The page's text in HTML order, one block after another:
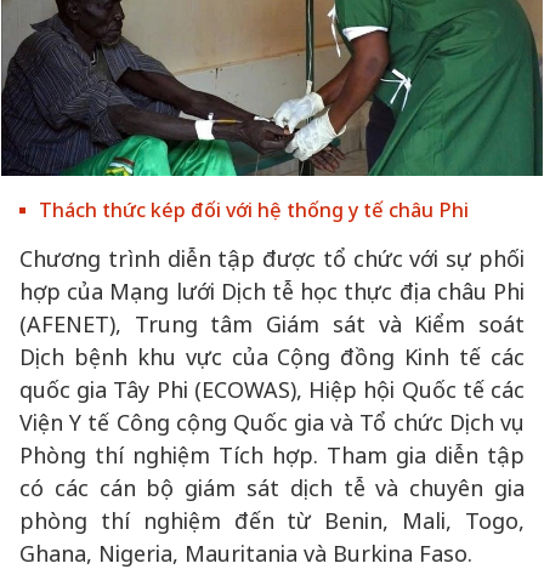
Thách thức kép đối với hệ thống y tế châu Phi
Chương trình diễn tập được tổ chức với sự phối
hợp của Mạng lưới Dịch tễ học thực địa châu Phi
(AFENET), Trung tâm Giám sát và Kiểm soát
Dịch bệnh khu vực của Cộng đồng Kinh tế các
quốc gia Tây Phi (ECOWAS), Hiệp hội Quốc tế các
Viện Y tế Công cộng Quốc gia và Tổ chức Dịch vụ
Phòng thí nghiệm Tích hợp. Tham gia diễn tập
có các cán bộ giám sát dịch tễ và chuyên gia
phòng thí nghiệm đến từ Benin, Mali, Togo,
Ghana, Nigeria, Mauritania và Burkina Faso.